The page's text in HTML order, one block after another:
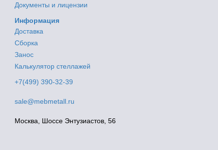
Документы и лицензии
Информация
Доставка
Сборка
Занос
Калькулятор стеллажей
+7(499) 390-32-39
sale@mebmetall.ru
Москва, Шоссе Энтузиастов, 56